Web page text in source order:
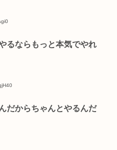
るならもっと本気でやれ
だからちゃんとやるんだ